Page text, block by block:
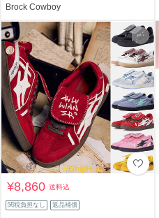
Brock Cowboy
¥8,860送料込
関税負担なし 返品補償